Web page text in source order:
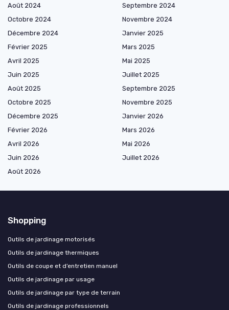
Août 2024
Septembre 2024
Octobre 2024
Novembre 2024
Décembre 2024
Janvier 2025
Février 2025
Mars 2025
Avril 2025
Mai 2025
Juin 2025
Juillet 2025
Août 2025
Septembre 2025
Octobre 2025
Novembre 2025
Décembre 2025
Janvier 2026
Février 2026
Mars 2026
Avril 2026
Mai 2026
Juin 2026
Juillet 2026
Août 2026
Shopping
Outils de jardinage motorisés
Outils de jardinage thermiques
Outils de coupe et d’entretien manuel
Outils de jardinage par usage
Outils de jardinage par type de terrain
Outils de jardinage professionnels